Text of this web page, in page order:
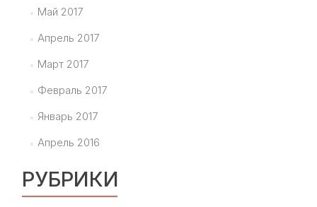
Май 2017
Апрель 2017
Март 2017
Февраль 2017
Январь 2017
Апрель 2016
РУБРИКИ